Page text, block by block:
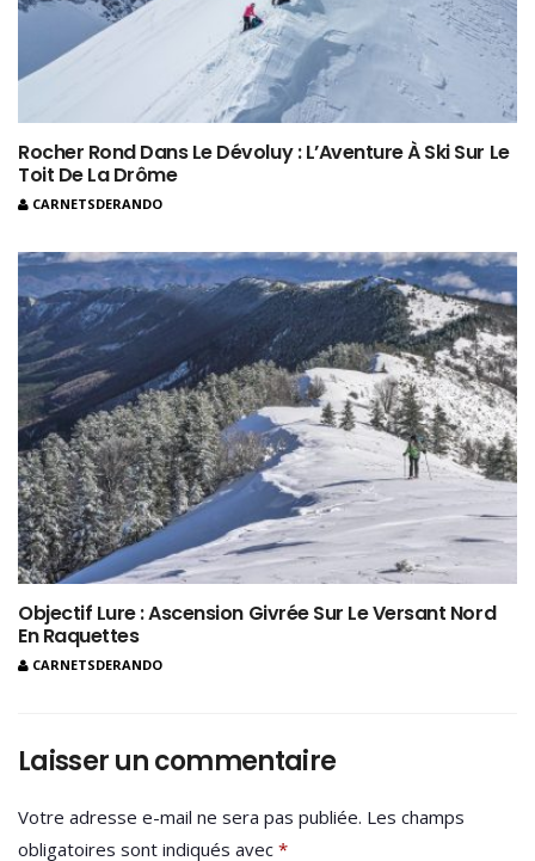
Rocher Rond Dans Le Dévoluy : L’Aventure À Ski Sur Le
Toit De La Drôme
CARNETSDERANDO
Objectif Lure : Ascension Givrée Sur Le Versant Nord
En Raquettes
CARNETSDERANDO
Laisser un commentaire
Votre adresse e-mail ne sera pas publiée. Les champs
obligatoires sont indiqués avec *